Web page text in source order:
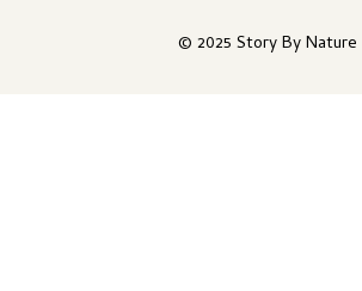
© 2025 Story By Nature